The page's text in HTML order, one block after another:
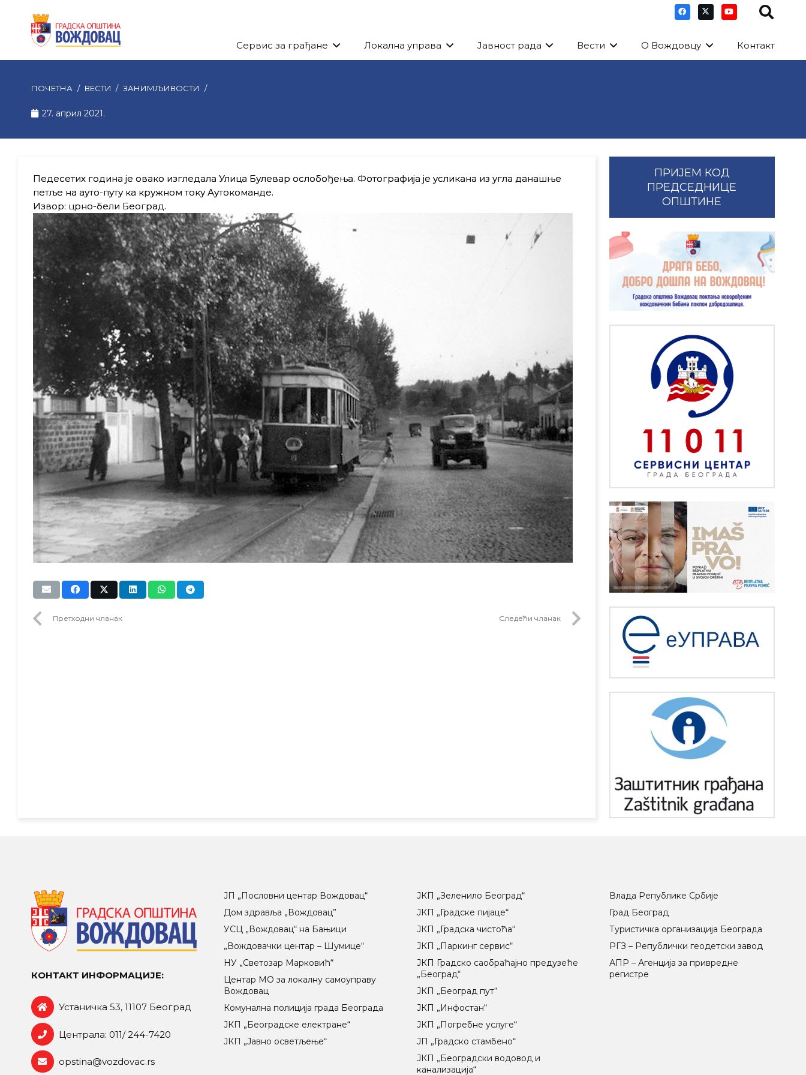
Сервис за грађане Локална управа Јавност рада Вести О Вождовцу Контакт
ПОЧЕТНА / ВЕСТИ / ЗАНИМЉИВОСТИ /
27. април 2021.
Педесетих година је овако изгледала Улица Булевар ослобођења. Фотографија је усликана из угла данашње
петље на ауто-путу ка кружном току Аутокоманде.
Извор: црно-бели Београд.
Претходни чланак Следећи чланак
ПРИЈЕМ КОД
ПРЕДСЕДНИЦЕ
ОПШТИНЕ
КОНТАКТ ИНФОРМАЦИЈЕ:
Устаничка 53, 11107 Београд
Централа: 011/ 244-7420
opstina@vozdovac.rs
ЈП „Пословни центар Вождовац“
Дом здравља „Вождовац”
УСЦ „Вождовац“ на Бањици
„Вождовачки центар – Шумице“
НУ „Светозар Марковић“
Центар МO за локалну самоуправу
Вождовац
Комунална полиција града Београда
ЈКП „Београдске електране“
ЈКП „Јавно осветљење“
ЈКП „Зеленило Београд“
ЈКП „Градске пијаце“
ЈКП „Градска чистоћа“
ЈКП „Паркинг сервис“
ЈКП Градско саобраћајно предузеће
„Београд“
ЈКП „Београд пут“
ЈКП „Инфостан“
ЈКП „Погребне услуге“
ЈП „Градско стамбено“
ЈКП „Београдски водовод и
канализација“
Влада Републике Србије
Град Београд
Туристичка организација Београда
РГЗ – Републички геодетски завод
АПР – Агенција за привредне
регистре